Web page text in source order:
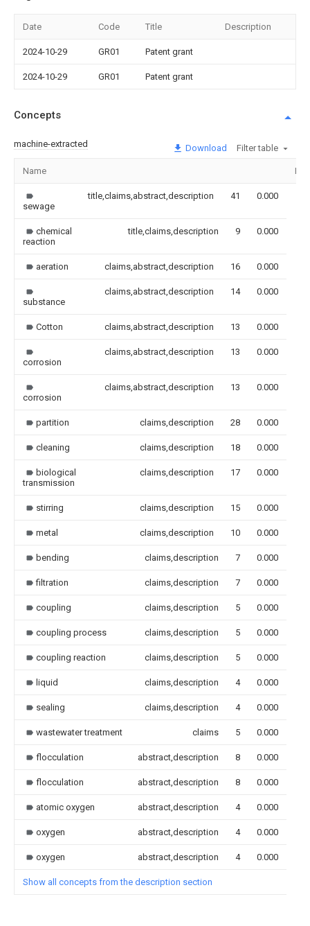
Date Code Title Description
2024-10-29 GR01 Patent grant
2024-10-29 GR01 Patent grant
Concepts
machine-extracted Download Filter table
Name
sewage
title,claims,abstract,description 41 0.000
chemical
reaction
title,claims,description 9 0.000
aeration claims,abstract,description 16 0.000
substance
claims,abstract,description 14 0.000
Cotton claims,abstract,description 13 0.000
corrosion
claims,abstract,description 13 0.000
corrosion
claims,abstract,description 13 0.000
partition claims,description 28 0.000
cleaning claims,description 18 0.000
biological
transmission
claims,description 17 0.000
stirring claims,description 15 0.000
metal claims,description 10 0.000
bending claims,description 7 0.000
filtration claims,description 7 0.000
coupling claims,description 5 0.000
coupling process claims,description 5 0.000
coupling reaction claims,description 5 0.000
liquid claims,description 4 0.000
sealing claims,description 4 0.000
wastewater treatment claims 5 0.000
flocculation abstract,description 8 0.000
flocculation abstract,description 8 0.000
atomic oxygen abstract,description 4 0.000
oxygen abstract,description 4 0.000
oxygen abstract,description 4 0.000
Show all concepts from the description section